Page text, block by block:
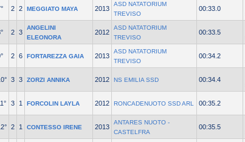
2 2 MEGGIATO MAYA 2013
ASD NATATORIUM
TREVISO
00:33.0
2 3
ANGELINI
ELEONORA
2012
ASD NATATORIUM
TREVISO
00:33.5
2 6 FORTAREZZA GAIA 2013
ASD NATATORIUM
TREVISO
00:34.2
3 3 ZORZI ANNIKA 2012 NS EMILIA SSD 00:34.4
3 1 FORCOLIN LAYLA 2012 RONCADENUOTO SSD ARL 00:35.2
2 1 CONTESSO IRENE 2013
ANTARES NUOTO -
CASTELFRA
00:35.5